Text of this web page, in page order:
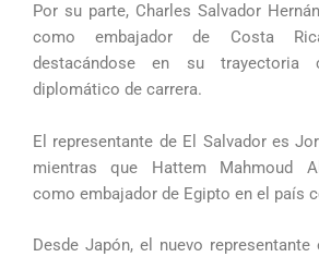
Por su parte, Charles Salvador
como embajador de Costa
destacándose en su
diplomático de carrera.
El representante de El Salvador es
mientras que Hattem Mahmoud
como embajador de Egipto en el país
Desde Japón, el nuevo representante